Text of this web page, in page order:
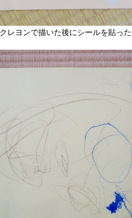
クレヨンで描いた後にシールを貼っ